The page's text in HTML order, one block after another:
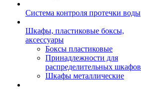
Система контроля протечки воды
Шкафы, пластиковые боксы,
аксессуары
Боксы пластиковые
Принадлежности для
распределительных шкафов
Шкафы металлические